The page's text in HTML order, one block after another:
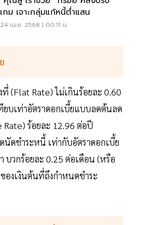
เกม เจาะกลุ่มแก้หนี้ต่ำแสน
24 เม.ย. 2568 | 00:11 น.
ที่ (Flat Rate) ไม่เกินร้อยละ 0.60
ยบเท่าอัตราดอกเบี้ยแบบลดต้นลด
ร้อยละ 12.96 ต่อปี
นัดชำระหนี้ เท่ากับอัตราดอกเบี้ย
บวกร้อยละ 0.25 ต่อเดือน (หรือ
องเงินต้นที่ถึงกำหนดชำระ